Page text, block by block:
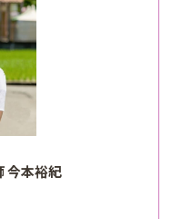
今本裕紀